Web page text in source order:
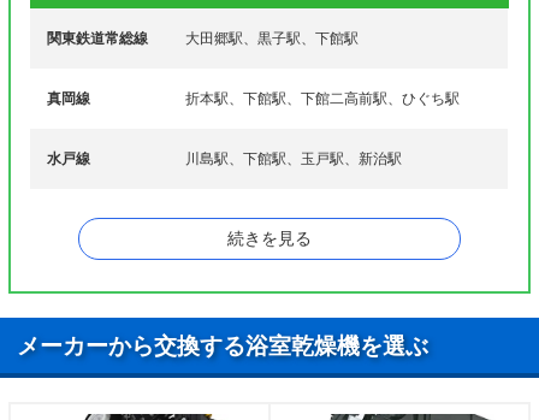
中、関本分中、掉ケ島
ナ行
田、成井、新治、二木成、西石田、西大島、西方、
灰塚、羽方、蓮沼、八田、八丁台、花田、花橋、
谷、船玉、舟生、古内、古郡、丙、細田
マ行
蒔田、松原、みどり町、宮後、宮山、向上野、向川
澄、村田、茂田、森添島
関東鉄道常総線 大田郷駅、黒子駅、下館駅
真岡線 折本駅、下館駅、下館二高前駅、ひぐち駅
水戸線 川島駅、下館駅、玉戸駅、新治駅
続きを見る
メーカーから交換する浴室乾燥機を選ぶ